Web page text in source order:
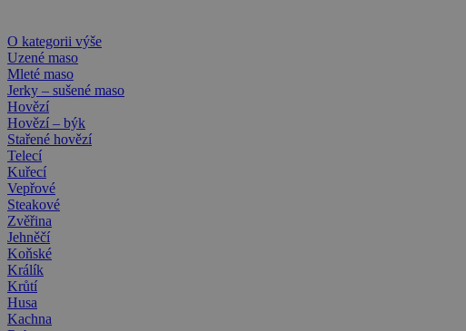
O kategorii výše
Uzené maso
Mleté maso
Jerky – sušené maso
Hovězí
Hovězí – býk
Stařené hovězí
Telecí
Kuřecí
Vepřové
Steakové
Zvěřina
Jehněčí
Koňské
Králík
Krůtí
Husa
Kachna